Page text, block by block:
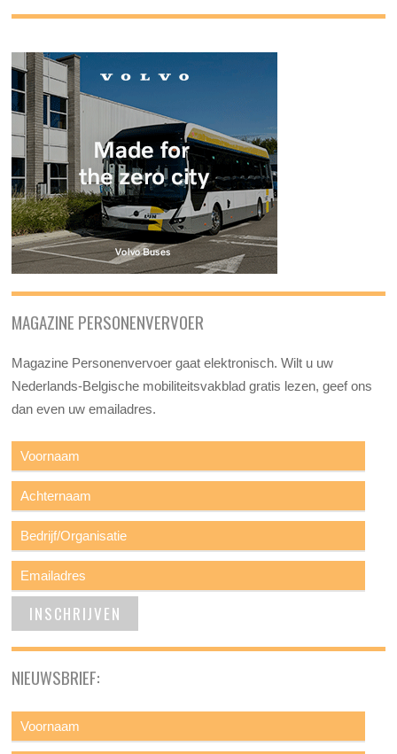
MAGAZINE PERSONENVERVOER
Magazine Personenvervoer gaat elektronisch. Wilt u uw
Nederlands-Belgische mobiliteitsvakblad gratis lezen, geef ons
dan even uw emailadres.
NIEUWSBRIEF: